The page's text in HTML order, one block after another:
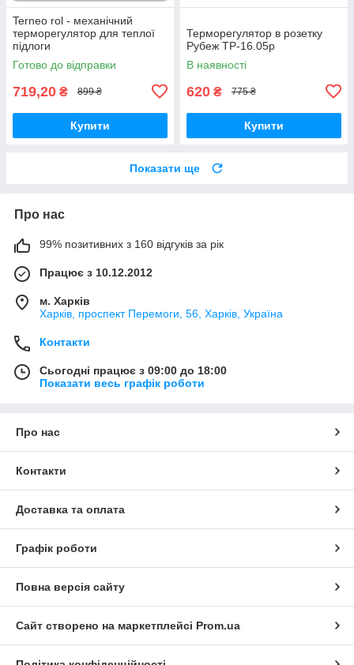
Terneo rol - механічний
терморегулятор для теплої
підлоги
Готово до відправки
719,20 ₴ 899 ₴
Купити
Терморегулятор в розетку
Рубеж ТР-16.05р
В наявності
620 ₴ 775 ₴
Купити
Показати ще
Про нас
99% позитивних з 160 відгуків за рік
Працює з 10.12.2012
м. Харків
Харків, проспект Перемоги, 56, Харків, Україна
Контакти
Сьогодні працює з 09:00 до 18:00
Показати весь графік роботи
Про нас
Контакти
Доставка та оплата
Графік роботи
Повна версія сайту
Сайт створено на маркетплейсі Prom.ua